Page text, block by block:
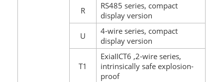
R
RS485 series, compact
display version
U
4-wire series, compact
display version
T1
ExiaIICT6 ,2-wire series,
intrinsically safe explosion-
proof